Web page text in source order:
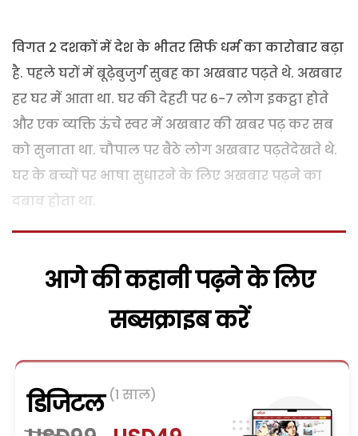
विगत 2 दशकों में देश के भीतर सिर्फ धर्म का कारोबार बढ़ा
है. पहले घरों में बूढ़ेबुजुर्ग सुबह का अखबार पढ़ते थे. अखबार
हर घर में आता था. घर की देहरी पर 6-7 लोग इकट्ठा होते
और एक व्यक्ति ऊंचे स्वर में अखबार की खबर पढ़ कर सब
को सुनाता था. चौपाल पर बैठे लोग अखबार पढ़तेदेखते थे.
घर के बच्चों पर भाषा सुधारने के लिए अखबार पढ़ने का
दबाव होता था.
आगे की कहानी पढ़ने के लिए
सब्सक्राइब करें
डिजिटल (1 साल)